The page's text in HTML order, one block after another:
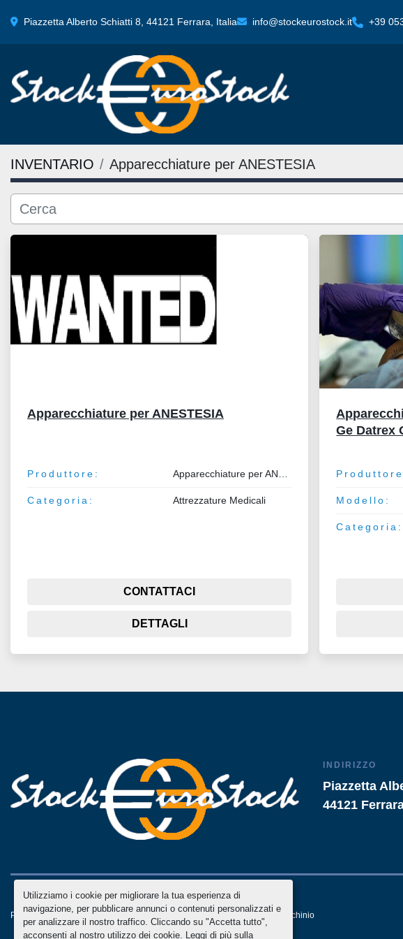
Utilizziamo i cookie per migliorare la tua esperienza di
navigazione, per pubblicare annunci o contenuti personalizzati e
per analizzare il nostro traffico. Cliccando su "Accetta tutto",
acconsenti al nostro utilizzo dei cookie. Leggi di più sulla
Piazzetta Alberto Schiatti 8, 44121 Ferrara, Italia info@stockeurostock.it +39
INVENTARIO Apparecchiature per ANESTESIA
Apparecchiature per ANESTESIA
Produttore:
Categoria: Attrezzature Medicali
CONTATTACI
DETTAGLI
Ge Datrex
Modello:
Categoria:
INDIRIZZO
Piazzetta
44121
Personalizza le preferenze sui Cookies Machinio Systemsito web diMachinio